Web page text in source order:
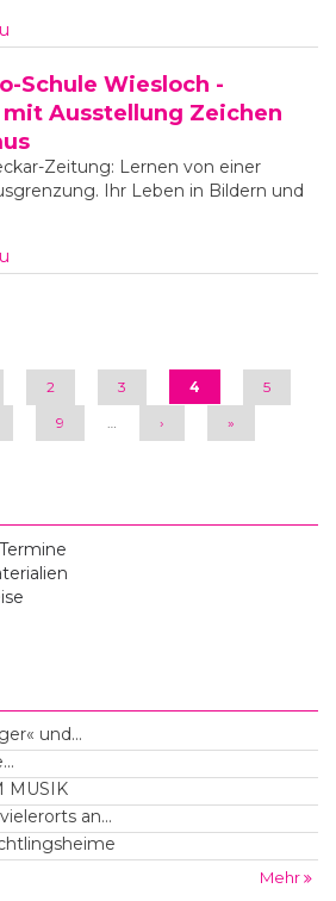
Schule Wiesloch -
Ausstellung Zeichen
Zeitung: Lernen von einer
Ihr Leben in Bildern und
2 3 4
5
9 › »
und...
MUSIK
an...
Mehr